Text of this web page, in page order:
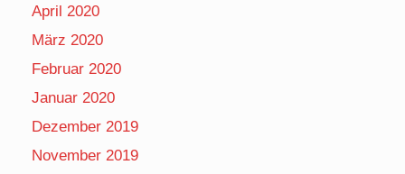
April 2020
März 2020
Februar 2020
Januar 2020
Dezember 2019
November 2019